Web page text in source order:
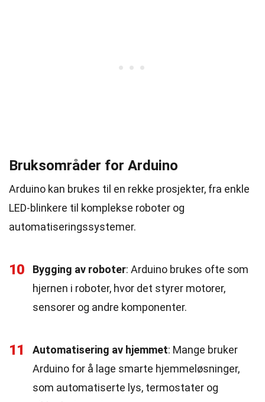
Bruksområder for Arduino
Arduino kan brukes til en rekke prosjekter, fra enkle
LED-blinkere til komplekse roboter og
automatiseringssystemer.
10 Bygging av roboter: Arduino brukes ofte som
hjernen i roboter, hvor det styrer motorer,
sensorer og andre komponenter.
11 Automatisering av hjemmet: Mange bruker
Arduino for å lage smarte hjemmeløsninger,
som automatiserte lys, termostater og